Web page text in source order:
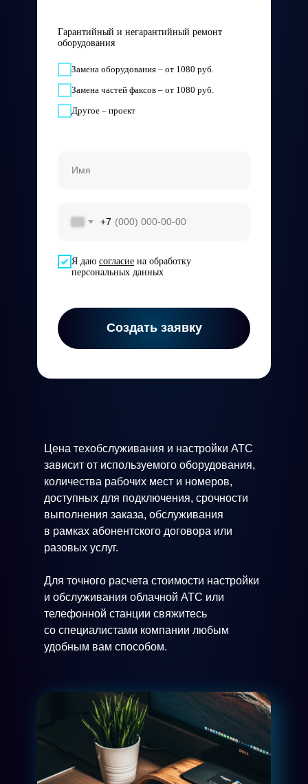
Гарантийный и негарантийный ремонт
оборудования
Замена оборудования – от 1080 руб.
Замена частей факсов – от 1080 руб.
Другое – проект
+7
Я даю согласие на обработку
персональных данных
Создать заявку
Цена техобслуживания и настройки АТС
зависит от используемого оборудования,
количества рабочих мест и номеров,
доступных для подключения, срочности
выполнения заказа, обслуживания
в рамках абонентского договора или
разовых услуг.
Для точного расчета стоимости настройки
и обслуживания облачной АТС или
телефонной станции свяжитесь
со специалистами компании любым
удобным вам способом.